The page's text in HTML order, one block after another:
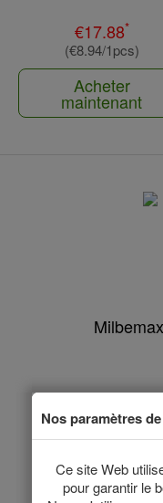
€17.88*
(€8.94/1pcs)
Acheter
maintenant